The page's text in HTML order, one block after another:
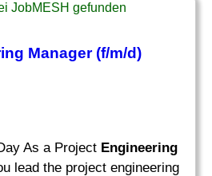
JobMESH gefunden
Manager(f/m/d)
As a Project Engineering
lead the project engineering